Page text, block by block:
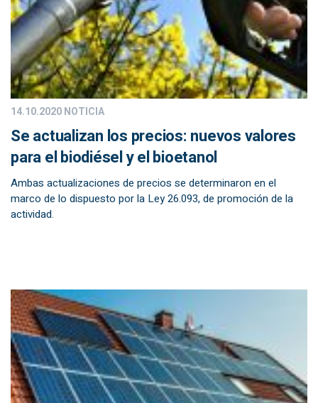
14.10.2020NOTICIA
Se actualizan los precios: nuevos valores
para el biodiésel y el bioetanol
Ambas actualizaciones de precios se determinaron en el
marco de lo dispuesto por la Ley 26.093, de promoción de la
actividad.